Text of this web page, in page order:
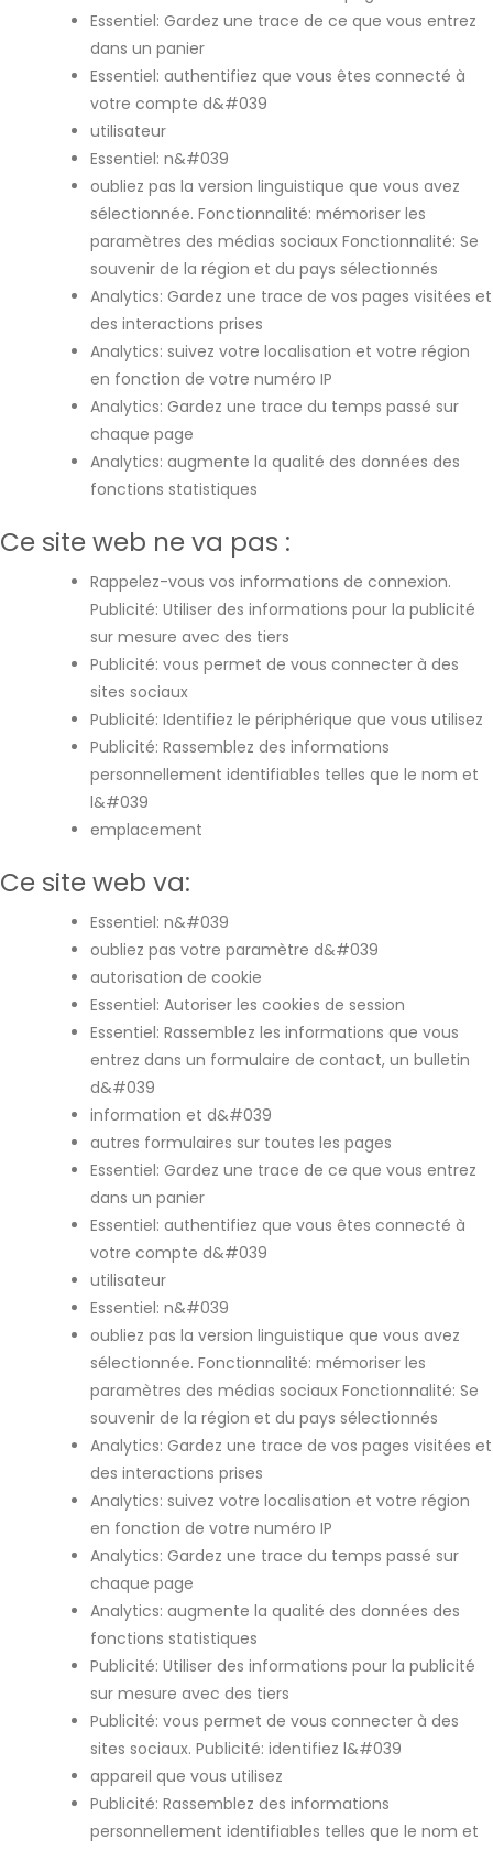
Essentiel: Gardez une trace de ce que vous entrez
dans un panier
Essentiel: authentifiez que vous êtes connecté à
votre compte d&#039
utilisateur
Essentiel: n&#039
oubliez pas la version linguistique que vous avez
sélectionnée. Fonctionnalité: mémoriser les
paramètres des médias sociaux Fonctionnalité: Se
souvenir de la région et du pays sélectionnés
Analytics: Gardez une trace de vos pages visitées et
des interactions prises
Analytics: suivez votre localisation et votre région
en fonction de votre numéro IP
Analytics: Gardez une trace du temps passé sur
chaque page
Analytics: augmente la qualité des données des
fonctions statistiques
Ce site web ne va pas :
Rappelez-vous vos informations de connexion.
Publicité: Utiliser des informations pour la publicité
sur mesure avec des tiers
Publicité: vous permet de vous connecter à des
sites sociaux
Publicité: Identifiez le périphérique que vous utilisez
Publicité: Rassemblez des informations
personnellement identifiables telles que le nom et
l&#039
emplacement
Ce site web va:
Essentiel: n&#039
oubliez pas votre paramètre d&#039
autorisation de cookie
Essentiel: Autoriser les cookies de session
Essentiel: Rassemblez les informations que vous
entrez dans un formulaire de contact, un bulletin
d&#039
information et d&#039
autres formulaires sur toutes les pages
Essentiel: Gardez une trace de ce que vous entrez
dans un panier
Essentiel: authentifiez que vous êtes connecté à
votre compte d&#039
utilisateur
Essentiel: n&#039
oubliez pas la version linguistique que vous avez
sélectionnée. Fonctionnalité: mémoriser les
paramètres des médias sociaux Fonctionnalité: Se
souvenir de la région et du pays sélectionnés
Analytics: Gardez une trace de vos pages visitées et
des interactions prises
Analytics: suivez votre localisation et votre région
en fonction de votre numéro IP
Analytics: Gardez une trace du temps passé sur
chaque page
Analytics: augmente la qualité des données des
fonctions statistiques
Publicité: Utiliser des informations pour la publicité
sur mesure avec des tiers
Publicité: vous permet de vous connecter à des
sites sociaux. Publicité: identifiez l&#039
appareil que vous utilisez
Publicité: Rassemblez des informations
personnellement identifiables telles que le nom et